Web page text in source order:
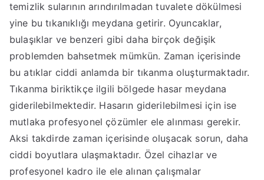
temizlik sularının arındırılmadan tuvalete dökülmesi
yine bu tıkanıklığı meydana getirir. Oyuncaklar,
bulaşıklar ve benzeri gibi daha birçok değişik
problemden bahsetmek mümkün. Zaman içerisinde
bu atıklar ciddi anlamda bir tıkanma oluşturmaktadır.
Tıkanma biriktikçe ilgili bölgede hasar meydana
giderilebilmektedir. Hasarın giderilebilmesi için ise
mutlaka profesyonel çözümler ele alınması gerekir.
Aksi takdirde zaman içerisinde oluşacak sorun, daha
ciddi boyutlara ulaşmaktadır. Özel cihazlar ve
profesyonel kadro ile ele alınan çalışmalar